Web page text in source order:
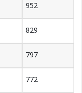
952
829
797
772